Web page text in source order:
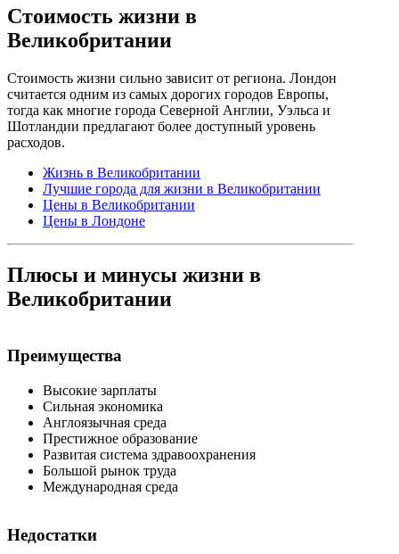
Стоимость жизни в
Великобритании
Стоимость жизни сильно зависит от региона. Лондон
считается одним из самых дорогих городов Европы,
тогда как многие города Северной Англии, Уэльса и
Шотландии предлагают более доступный уровень
расходов.
Жизнь в Великобритании
Лучшие города для жизни в Великобритании
Цены в Великобритании
Цены в Лондоне
Плюсы и минусы жизни в
Великобритании
Преимущества
Высокие зарплаты
Сильная экономика
Англоязычная среда
Престижное образование
Развитая система здравоохранения
Большой рынок труда
Международная среда
Недостатки